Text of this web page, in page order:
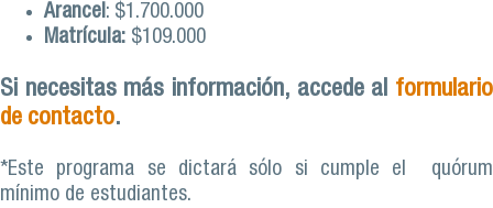
Arancel: $1.700.000
Matrícula: $109.000
Si necesitas más información, accede al formulario
de contacto.
*Este programa se dictará sólo si cumple el quórum
mínimo de estudiantes.